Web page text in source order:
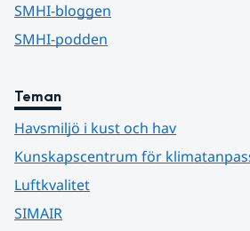
SMHI-bloggen
SMHI-podden
Teman
Havsmiljö i kust och hav
Kunskapscentrum för
Luftkvalitet
SIMAIR